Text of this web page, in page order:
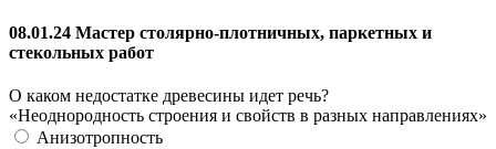
08.01.24 Мастер столярно-плотничных, паркетных и
стекольных работ
О каком недостатке древесины идет речь?
«Неоднородность строения и свойств в разных направлениях»
Анизотропность